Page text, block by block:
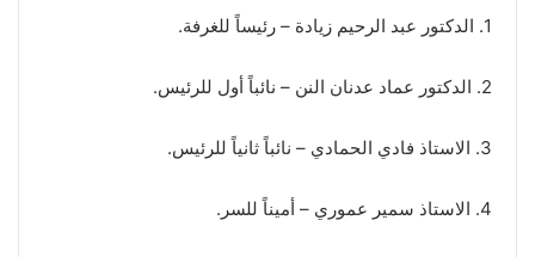
1. الدكتور عبد الرحيم زيادة – رئيساً للغرفة.
2. الدكتور عماد عدنان النن – نائباً أول للرئيس.
3. الاستاذ فادي الحمادي – نائباً ثانياً للرئيس.
4. الاستاذ سمير عموري – أميناً للسر.